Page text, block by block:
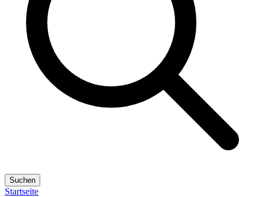
Suchen
Startseite